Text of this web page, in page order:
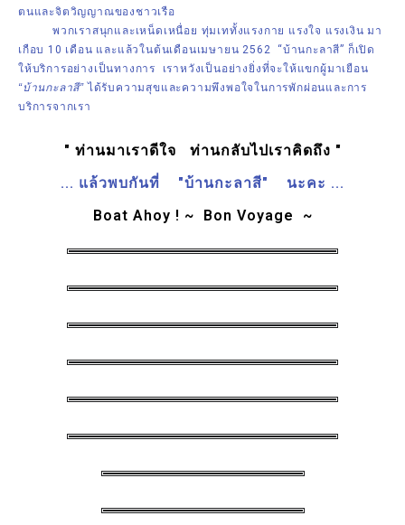
ตนและจิตวิญญาณของชาวเรือ
พวกเราสนุกและเหน็ดเหนื่อย ทุ่มเททั้งแรงกาย แรงใจ แรงเงิน มา
เกือบ 10 เดือน และแล้วในต้นเดือนเมษายน 2562 “บ้านกะลาสี” ก็เปิด
ให้บริการอย่างเป็นทางการ เราหวังเป็นอย่างยิ่งที่จะให้แขกผู้มาเยือน
“บ้านกะลาสี” ได้รับความสุขและความพึงพอใจในการพักผ่อนและการ
บริการจากเรา
" ท่านมาเราดีใจ ท่านกลับไปเราคิดถึง "
... แล้วพบกันที่ "บ้านกะลาสี" นะคะ ...
Boat Ahoy ! ~ Bon Voyage ~